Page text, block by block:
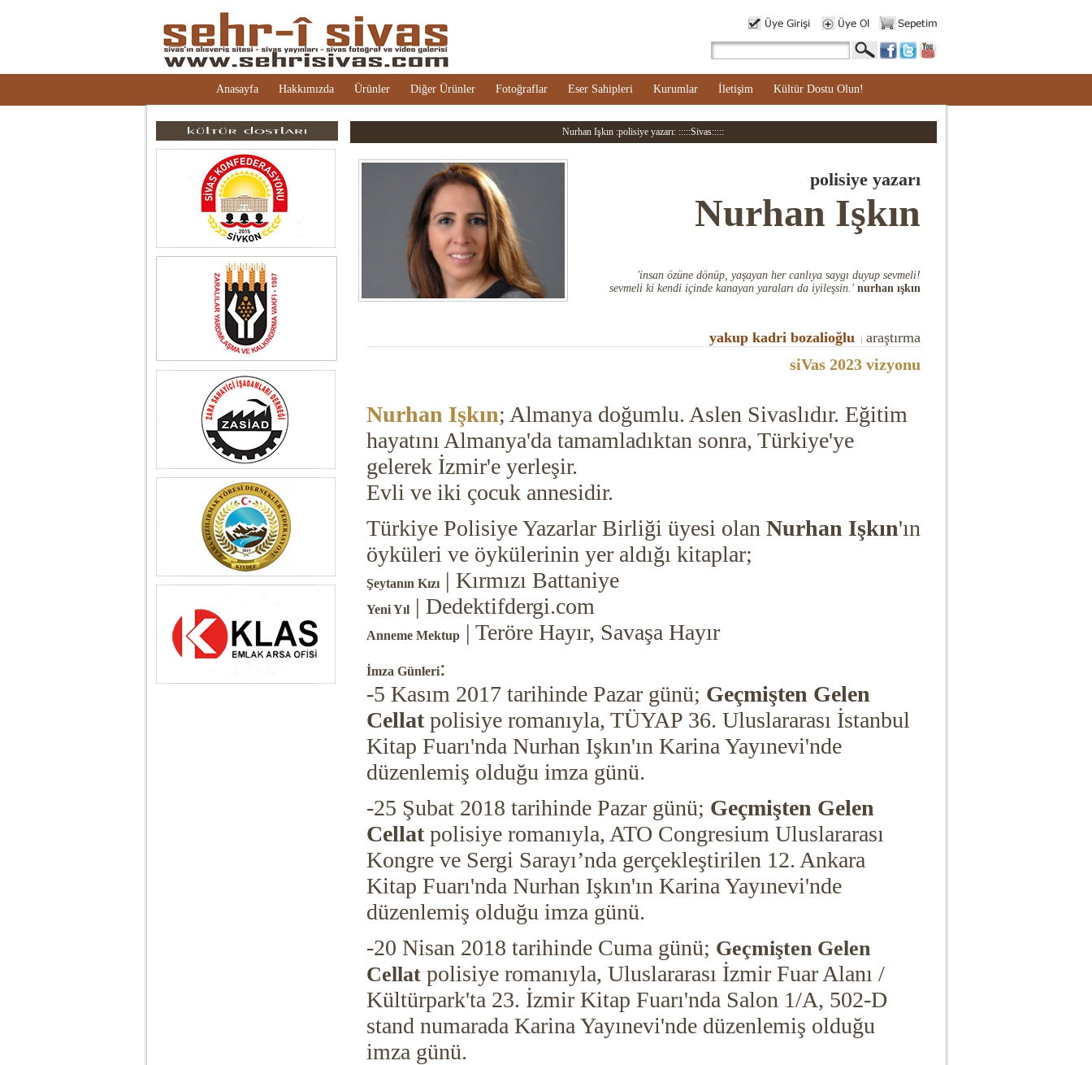
Anasayfa Hakkımızda Ürünler Diğer Ürünler Fotoğraflar Eser Sahipleri Kurumlar İletişim Kültür Dostu Olun!
Nurhan Işkın :polisiye yazarı: :::::Sivas:::::
polisiye yazarı
Nurhan Işkın
'insan özüne dönüp, yaşayan her canlıya saygı duyup sevmeli!
sevmeli ki kendi içinde kanayan yaraları da iyileşsin.' nurhan ışkın
yakup kadri bozalioğlu araştırma
siVas 2023 vizyonu
Nurhan Işkın; Almanya doğumlu. Aslen Sivaslıdır. Eğitim
hayatını Almanya'da tamamladıktan sonra, Türkiye'ye
gelerek İzmir'e yerleşir.
Evli ve iki çocuk annesidir.
Türkiye Polisiye Yazarlar Birliği üyesi olan Nurhan Işkın'ın
öyküleri ve öykülerinin yer aldığı kitaplar;
Şeytanın Kızı| Kırmızı Battaniye
Yeni Yıl| Dedektifdergi.com
Anneme Mektup| Teröre Hayır, Savaşa Hayır
İmza Günleri:
-5 Kasım 2017 tarihinde Pazar günü; Geçmişten Gelen
Cellatpolisiye romanıyla, TÜYAP 36. Uluslararası İstanbul
Kitap Fuarı'nda Nurhan Işkın'ın Karina Yayınevi'nde
düzenlemiş olduğu imza günü.
-25 Şubat 2018 tarihinde Pazar günü; Geçmişten Gelen
Cellatpolisiye romanıyla, ATO Congresium Uluslararası
Kongre ve Sergi Sarayı’nda gerçekleştirilen 12. Ankara
Kitap Fuarı'nda Nurhan Işkın'ın Karina Yayınevi'nde
düzenlemiş olduğu imza günü.
-20 Nisan 2018 tarihinde Cuma günü; Geçmişten Gelen
Cellat polisiye romanıyla, Uluslararası İzmir Fuar Alanı /
Kültürpark'ta 23. İzmir Kitap Fuarı'nda Salon 1/A, 502-D
stand numarada Karina Yayınevi'nde düzenlemiş olduğu
imza günü.